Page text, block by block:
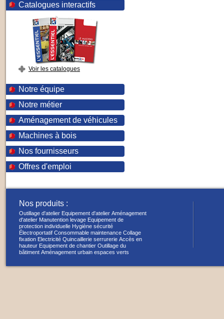
Catalogues interactifs
Voir les catalogues
Notre équipe
Notre métier
Aménagement de véhicules
Machines à bois
Nos fournisseurs
Offres d'emploi
Nos produits :
Outillage d'atelier Equipement d'atelier Aménagement
d'atelier Manutention levage Equipement de
protection individuelle Hygiène sécurité
Électroportatif Consommable maintenance Collage
fixation Electricité Quincaillerie serrurerie Accès en
hauteur Equipement de chantier Outillage du
bâtiment Aménagement urbain espaces verts